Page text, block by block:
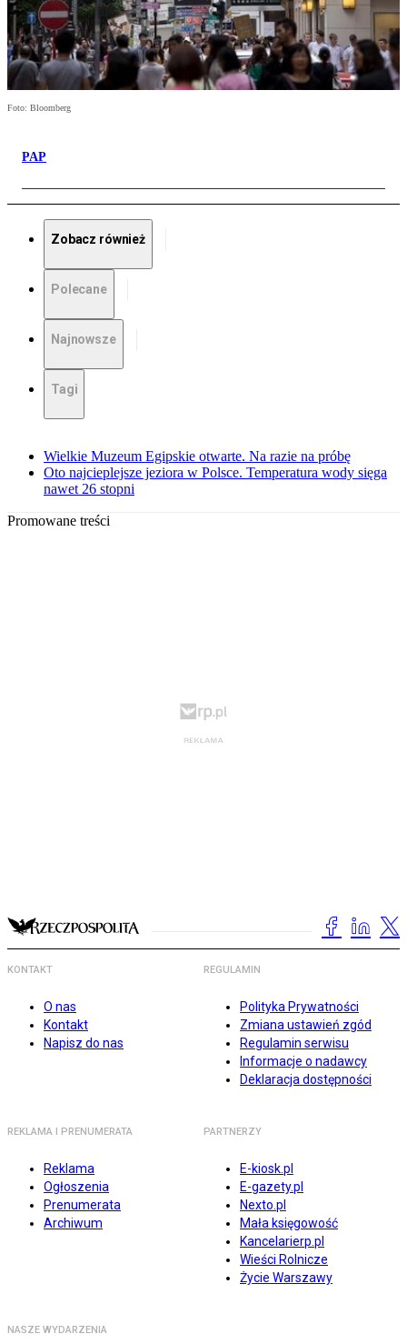
Foto: Bloomberg
PAP
Zobacz również
Polecane
Najnowsze
Tagi
Wielkie Muzeum Egipskie otwarte. Na razie na próbę
Oto najcieplejsze jeziora w Polsce. Temperatura wody sięga
nawet 26 stopni
Promowane treści
KONTAKT
O nas
Kontakt
Napisz do nas
REGULAMIN
Polityka Prywatności
Zmiana ustawień zgód
Regulamin serwisu
Informacje o nadawcy
Deklaracja dostępności
REKLAMA I PRENUMERATA
Reklama
Ogłoszenia
Prenumerata
Archiwum
PARTNERZY
E-kiosk.pl
E-gazety.pl
Nexto.pl
Mała księgowość
Kancelarierp.pl
Wieści Rolnicze
Życie Warszawy
NASZE WYDARZENIA